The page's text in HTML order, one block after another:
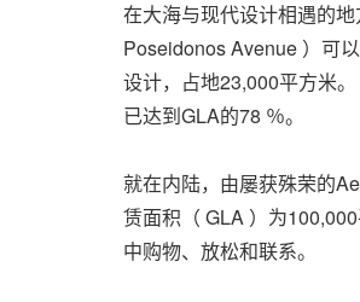
在大海与现代设计相遇的
Poseidonos Avenue ）可
设计，占地23,000平方米
已达到GLA的78 ％。
就在内陆，由屡获殊荣的
赁面积（ GLA ）为
中购物、放松和联系。